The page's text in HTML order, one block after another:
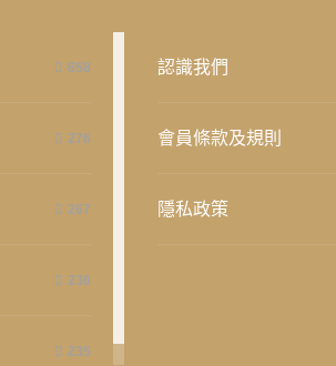
658
276
267
236
235
認識我們
會員條款及規則
隱私政策